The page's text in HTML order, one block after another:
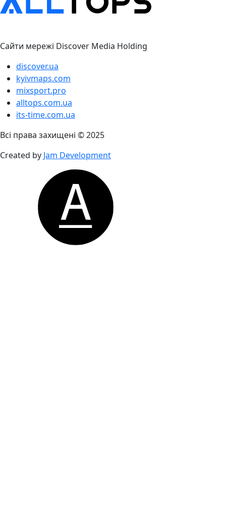
Сайти мережі Discover Media Holding
discover.ua
kyivmaps.com
mixsport.pro
alltops.com.ua
its-time.com.ua
Всі права захищені © 2025
Created by Jam Development